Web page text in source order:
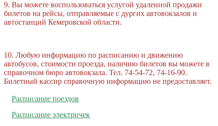
9. Вы можете воспользоваться услугой удаленной продажи
билетов на рейсы, отправляемые с дургих автовокзалов и
автостанций Кемеровской области.
10. Любую информацию по расписанию и движению
автобусов, стоимости проезда, наличию билетов вы можете в
справочном бюро автовокзала. Тел. 74-54-72, 74-16-90.
Билетный кассир справочную информацию не предоставляет.
Расписание поездов
Расписание электричек